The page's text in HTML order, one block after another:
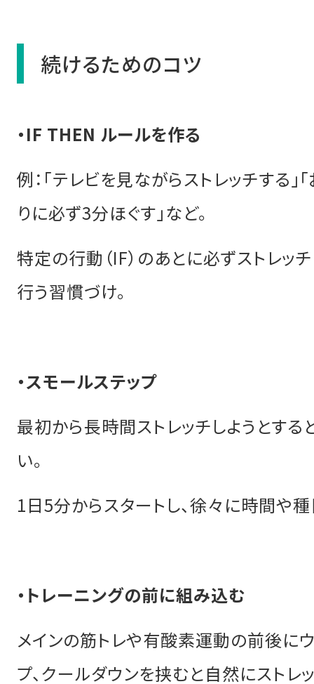
続けるためのコツ
・IF THEN ルールを作る
例：「テレビを見ながらストレッチする」
りに必ず3分ほぐす」など。
特定の行動（IF）のあとに必ずストレッチ
行う習慣づけ。
・スモールステップ
最初から長時間ストレッチしようとする
い。
1日5分からスタートし、徐々に時間や種
・トレーニングの前に組み込む
メインの筋トレや有酸素運動の前後に
プ、クールダウンを挟むと自然にストレ